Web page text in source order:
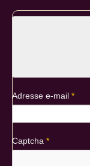
Adresse e-mail *
Captcha *